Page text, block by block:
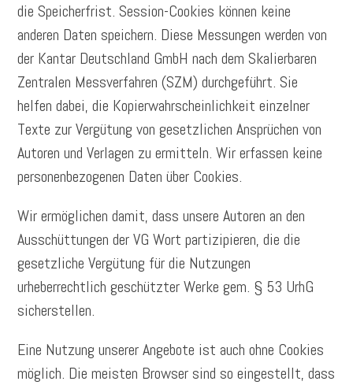
die Speicherfrist. Session-Cookies können keine
anderen Daten speichern. Diese Messungen werden von
der Kantar Deutschland GmbH nach dem Skalierbaren
Zentralen Messverfahren (SZM) durchgeführt. Sie
helfen dabei, die Kopierwahrscheinlichkeit einzelner
Texte zur Vergütung von gesetzlichen Ansprüchen von
Autoren und Verlagen zu ermitteln. Wir erfassen keine
personenbezogenen Daten über Cookies.
Wir ermöglichen damit, dass unsere Autoren an den
Ausschüttungen der VG Wort partizipieren, die die
gesetzliche Vergütung für die Nutzungen
urheberrechtlich geschützter Werke gem. § 53 UrhG
sicherstellen.
Eine Nutzung unserer Angebote ist auch ohne Cookies
möglich. Die meisten Browser sind so eingestellt, dass